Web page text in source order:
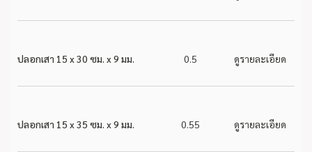
ปลอกเสา 15 x 30 ซม. x 9 มม. 0.5 ดูรายละเอียด
ปลอกเสา 15 x 35 ซม. x 9 มม. 0.55 ดูรายละเอียด